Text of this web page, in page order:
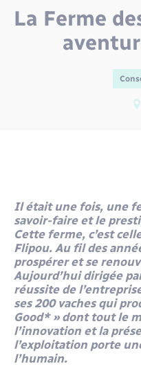
Déplacements &
Location de scooter
Eau - Assainissement
Radio Fréquence
Loisirs
Numérique
Santé - Social
Rénovation de
Transport solidaire
Nous connaître
Présentation du
Prévention des
Numérique
Petites Villes de
Tourisme
Urbanisme
Voirie
La Ferme
Il était une fois, une
savoir-faire et le
Cette ferme, c’est
Flipou. Au fil des
prospérer et se
Aujourd’hui dirigée
réussite de
ses 200 vaches qui
Good* » dont tout le
l’innovation et la
l’exploitation porte
l’humain.